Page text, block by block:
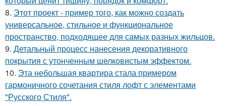
8. Этот проект - пример того, как можно создать
универсальное, стильное и функциональное
пространство, подходящее для самых разных жильцов.
9. Детальный процесс нанесения декоративного
покрытия с утонченным шелковистым эффектом.
10. Эта небольшая квартира стала примером
гармоничного сочетания стиля лофт с элементами
"Русского Стиля".